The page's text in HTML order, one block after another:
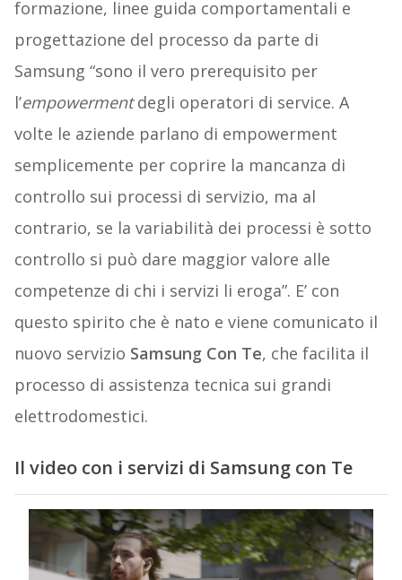
formazione, linee guida comportamentali e
progettazione del processo da parte di
Samsung “sono il vero prerequisito per
l’empowermentdegli operatori di service. A
volte le aziende parlano di empowerment
semplicemente per coprire la mancanza di
controllo sui processi di servizio, ma al
contrario, se la variabilità dei processi è sotto
controllo si può dare maggior valore alle
competenze di chi i servizi li eroga”. E’ con
questo spirito che è nato e viene comunicato il
nuovo servizio Samsung Con Te, che facilita il
processo di assistenza tecnica sui grandi
elettrodomestici.
Il video con i servizi di Samsung con Te